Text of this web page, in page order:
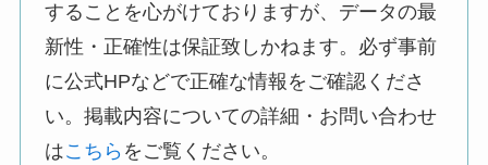
することを心がけておりますが、データの最
新性・正確性は保証致しかねます。必ず事前
に公式HPなどで正確な情報をご確認くださ
い。掲載内容についての詳細・お問い合わせ
はこちら をご覧ください。